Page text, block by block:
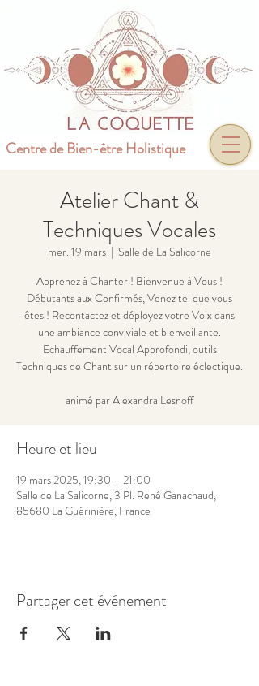
Centre de Bien-être Holistique
Atelier Chant &
Techniques Vocales
mer. 19 mars
  |
Salle de La Salicorne
Apprenez à Chanter ! Bienvenue à Vous !
Débutants aux Confirmés, Venez tel que vous
êtes ! Recontactez et déployez votre Voix dans
une ambiance conviviale et bienveillante.
Echauffement Vocal Approfondi, outils
Techniques de Chant sur un répertoire éclectique.
animé par Alexandra Lesnoff
Heure et lieu
19 mars 2025, 19:30 – 21:00
Salle de La Salicorne, 3 Pl. René Ganachaud,
85680 La Guérinière, France
Partager cet événement